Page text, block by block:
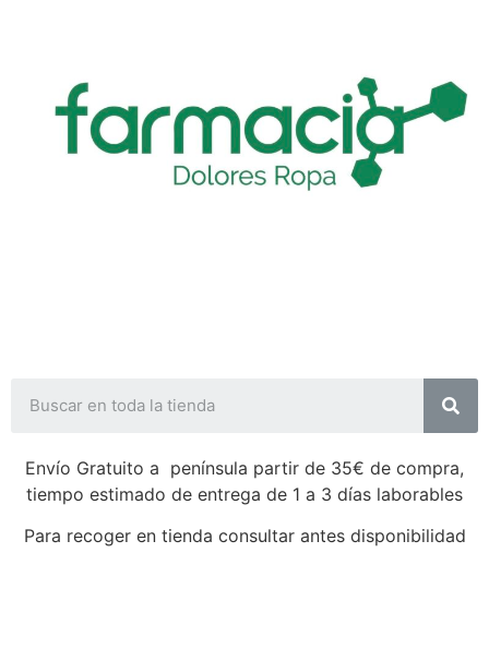
Envío Gratuito a península partir de 35€ de compra,
tiempo estimado de entrega de 1 a 3 días laborables
Para recoger en tienda consultar antes disponibilidad